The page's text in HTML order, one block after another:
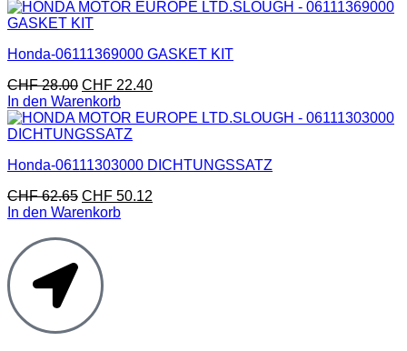
Honda-06111369000 GASKET KIT
CHF28.00 CHF 22.40
In den Warenkorb
Honda-06111303000 DICHTUNGSSATZ
CHF62.65 CHF 50.12
In den Warenkorb